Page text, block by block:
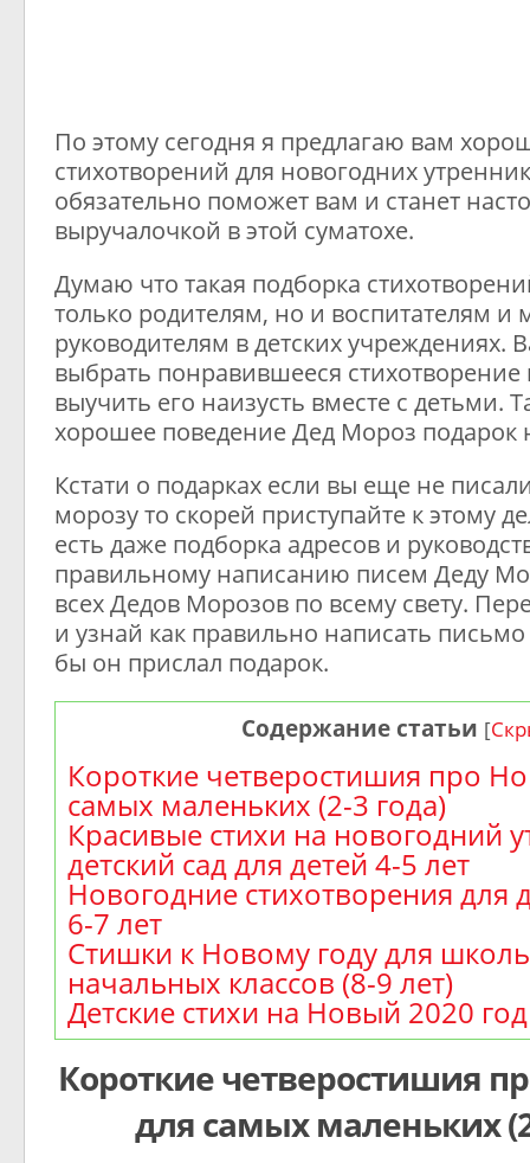
По этому сегодня я предлагаю вам
стихотворений для новогодних
обязательно поможет вам и станет
выручалочкой в этой суматохе.
Думаю что такая подборка
только родителям, но и воспитателям
руководителям в детских учреждениях.
выбрать понравившееся стихотворение
выучить его наизусть вместе с детьми.
хорошее поведение Дед Мороз подарок
Кстати о подарках если вы еще не
морозу то скорей приступайте к этому
есть даже подборка адресов и
правильному написанию писем Деду
всех Дедов Морозов по всему свету.
и узнай как правильно написать
бы он прислал подарок.
Содержание статьи [
Короткие четверостишия про
самых маленьких (2-3 года)
Красивые стихи на новогодний
детский сад для детей 4-5 лет
Новогодние стихотворения для
6-7 лет
Стишки к Новому году для
начальных классов (8-9 лет)
Детские стихи на Новый 2020
Короткие четверостишия
для самых маленьких